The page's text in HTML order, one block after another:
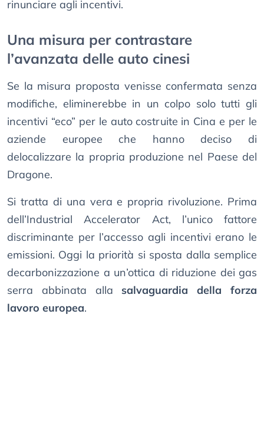
rinunciare agli incentivi.
Una misura per contrastare
l’avanzata delle auto cinesi
Se la misura proposta venisse confermata senza
modifiche, eliminerebbe in un colpo solo tutti gli
incentivi “eco” per le auto costruite in Cina e per le
aziende europee che hanno deciso di
delocalizzare la propria produzione nel Paese del
Dragone.
Si tratta di una vera e propria rivoluzione. Prima
dell’Industrial Accelerator Act, l’unico fattore
discriminante per l’accesso agli incentivi erano le
emissioni. Oggi la priorità si sposta dalla semplice
decarbonizzazione a un’ottica di riduzione dei gas
serra abbinata alla salvaguardia della forza
lavoro europea.